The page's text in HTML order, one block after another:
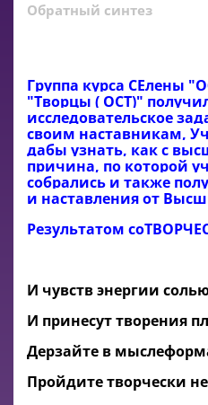
Обратный синтез
Группа курса СЕлены
"Творцы ( ОСТ)"
исследовательское
своим наставникам,
дабы узнать, как с
причина, по которой
собрались и также
и наставления от
Результатом
И чувств энергии
И принесут творения
Дерзайте в
Пройдите творчески